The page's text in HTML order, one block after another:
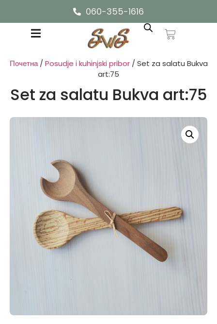
060-355-1616
Почетна/Posudje i kuhinjski pribor/ Set za salatu Bukva
art:75
Set za salatu Bukva art:75